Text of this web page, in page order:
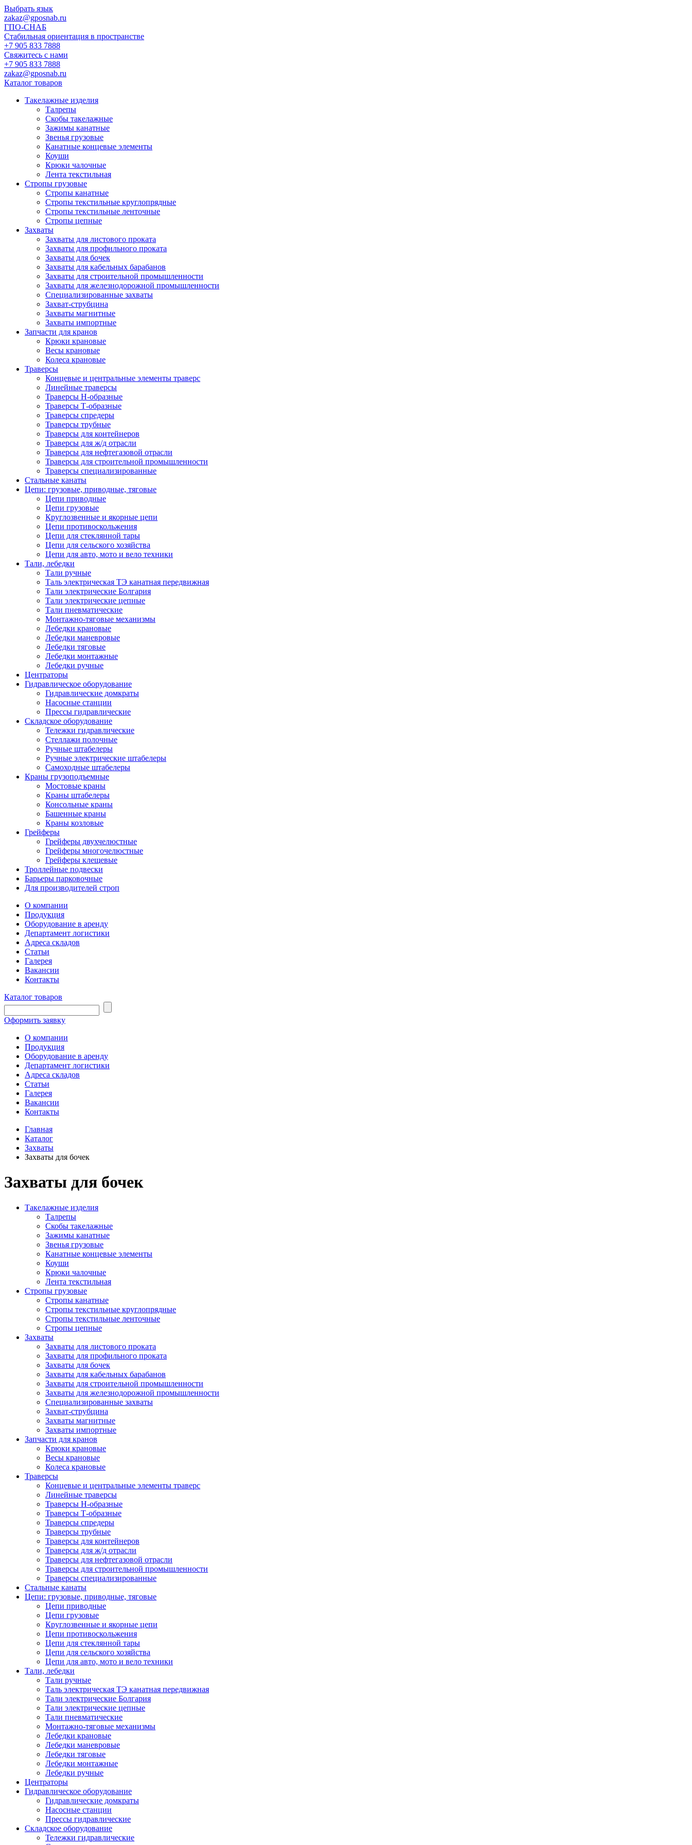
Выбрать язык
zakaz@gposnab.ru
ГПО-СНАБ
Стабильная ориентация в пространстве
+7 905 833 7888
Свяжитесь с нами
+7 905 833 7888
zakaz@gposnab.ru
Каталог товаров
Такелажные изделия
Талрепы
Скобы такелажные
Зажимы канатные
Звенья грузовые
Канатные концевые элементы
Коуши
Крюки чалочные
Лента текстильная
Стропы грузовые
Стропы канатные
Стропы текстильные круглопрядные
Стропы текстильные ленточные
Стропы цепные
Захваты
Захваты для листового проката
Захваты для профильного проката
Захваты для бочек
Захваты для кабельных барабанов
Захваты для строительной промышленности
Захваты для железнодорожной промышленности
Специализированные захваты
Захват-струбцина
Захваты магнитные
Захваты импортные
Запчасти для кранов
Крюки крановые
Весы крановые
Колеса крановые
Траверсы
Концевые и центральные элементы траверс
Линейные траверсы
Траверсы Н-образные
Траверсы Т-образные
Траверсы спредеры
Траверсы трубные
Траверсы для контейнеров
Траверсы для ж/д отрасли
Траверсы для нефтегазовой отрасли
Траверсы для строительной промышленности
Траверсы специализированные
Стальные канаты
Цепи: грузовые, приводные, тяговые
Цепи приводные
Цепи грузовые
Круглозвенные и якорные цепи
Цепи противоскольжения
Цепи для стеклянной тары
Цепи для сельского хозяйства
Цепи для авто, мото и вело техники
Тали, лебедки
Тали ручные
Таль электрическая ТЭ канатная передвижная
Тали электрические Болгария
Тали электрические цепные
Тали пневматические
Монтажно-тяговые механизмы
Лебедки крановые
Лебедки маневровые
Лебедки тяговые
Лебедки монтажные
Лебедки ручные
Центраторы
Гидравлическое оборудование
Гидравлические домкраты
Насосные станции
Прессы гидравлические
Складское оборудование
Тележки гидравлические
Cтеллажи полочные
Ручные штабелеры
Ручные электрические штабелеры
Самоходные штабелеры
Краны грузоподъемные
Мостовые краны
Краны штабелеры
Консольные краны
Башенные краны
Краны козловые
Грейферы
Грейферы двухчелюстные
Грейферы многочелюстные
Грейферы клещевые
Троллейные подвески
Барьеры парковочные
Для производителей строп
О компании
Продукция
Оборудование в аренду
Департамент логистики
Адреса складов
Статьи
Галерея
Вакансии
Контакты
Каталог товаров
Оформить заявку
О компании
Продукция
Оборудование в аренду
Департамент логистики
Адреса складов
Статьи
Галерея
Вакансии
Контакты
Главная
Каталог
Захваты
Захваты для бочек
Захваты для бочек
Такелажные изделия
Талрепы
Скобы такелажные
Зажимы канатные
Звенья грузовые
Канатные концевые элементы
Коуши
Крюки чалочные
Лента текстильная
Стропы грузовые
Стропы канатные
Стропы текстильные круглопрядные
Стропы текстильные ленточные
Стропы цепные
Захваты
Захваты для листового проката
Захваты для профильного проката
Захваты для бочек
Захваты для кабельных барабанов
Захваты для строительной промышленности
Захваты для железнодорожной промышленности
Специализированные захваты
Захват-струбцина
Захваты магнитные
Захваты импортные
Запчасти для кранов
Крюки крановые
Весы крановые
Колеса крановые
Траверсы
Концевые и центральные элементы траверс
Линейные траверсы
Траверсы Н-образные
Траверсы Т-образные
Траверсы спредеры
Траверсы трубные
Траверсы для контейнеров
Траверсы для ж/д отрасли
Траверсы для нефтегазовой отрасли
Траверсы для строительной промышленности
Траверсы специализированные
Стальные канаты
Цепи: грузовые, приводные, тяговые
Цепи приводные
Цепи грузовые
Круглозвенные и якорные цепи
Цепи противоскольжения
Цепи для стеклянной тары
Цепи для сельского хозяйства
Цепи для авто, мото и вело техники
Тали, лебедки
Тали ручные
Таль электрическая ТЭ канатная передвижная
Тали электрические Болгария
Тали электрические цепные
Тали пневматические
Монтажно-тяговые механизмы
Лебедки крановые
Лебедки маневровые
Лебедки тяговые
Лебедки монтажные
Лебедки ручные
Центраторы
Гидравлическое оборудование
Гидравлические домкраты
Насосные станции
Прессы гидравлические
Складское оборудование
Тележки гидравлические